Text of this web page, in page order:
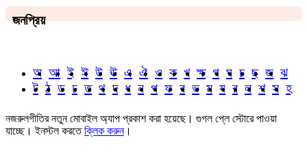
জনপ্রিয়
অ আ ই ঈ উ ঊ এ ঐ ও ক খ ক্ষ গ ঘ চ ছ জ ঝ
ট ঠ ড ঢ ত থ দ ধ ন প ফ ব ভ ম য র ল শ স হ
নজরুলগীতির নতুন মোবাইল অ্যাপ প্রকাশ করা হয়েছে। গুগল প্লে স্টোরে পাওয়া
যাচ্ছে। ইনস্টল করতেক্লিক করুন।